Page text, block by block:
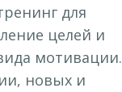
для
целей и
мотивации.
новых и